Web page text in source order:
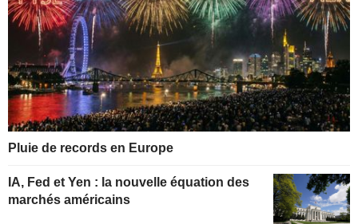
Pluie de records en Europe
IA, Fed et Yen : la nouvelle équation des
marchés américains